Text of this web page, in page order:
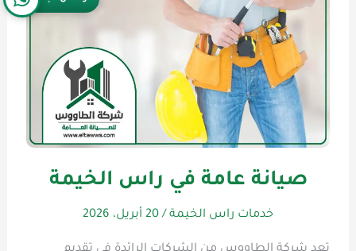
صيانة عامة في راس الخيمة
خدمات راس الخيمة /20 أبريل، 2026